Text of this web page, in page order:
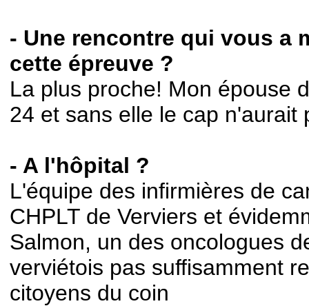
- Une rencontre qui vous a
cette épreuve ?
La plus proche! Mon épouse
24 et sans elle le cap n'aurait
- A l'hôpital ?
L'équipe des infirmières de
CHPLT de Verviers et
Salmon, un des oncologues
verviétois pas suffisamment
citoyens du coin